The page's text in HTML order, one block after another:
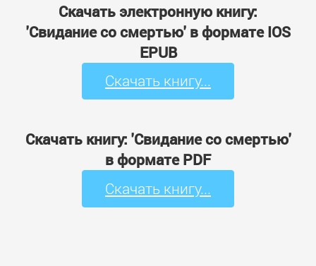
Скачать электронную книгу:
'Свидание со смертью' в формате IOS
EPUB
Скачать книгу...
Скачать книгу: 'Свидание со смертью'
в формате PDF
Скачать книгу...